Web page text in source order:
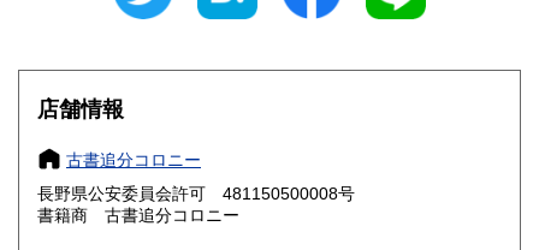
220円 三重県
滋賀県 220円 京都府 220円
大阪府
奈良県
鳥取県 220円
店舗情報
古書追分コロニー
長野県公安委員会許可 481150500008号
書籍商 古書追分コロニー